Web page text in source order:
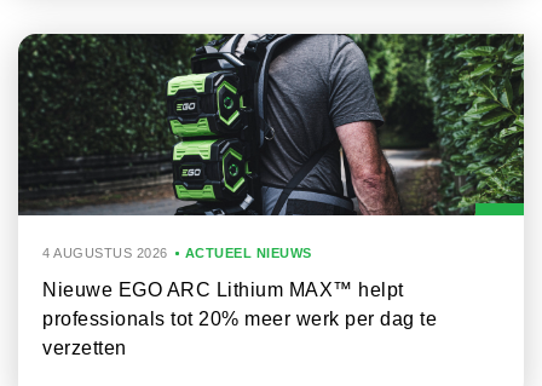
4 AUGUSTUS 2026 ACTUEEL NIEUWS
Nieuwe EGO ARC Lithium MAX™ helpt
professionals tot 20% meer werk per dag te
verzetten